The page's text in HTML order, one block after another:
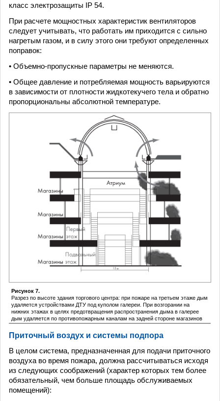
класс электрозащиты IP 54.
При расчете мощностных характеристик вентиляторов
следует учитывать, что работать им приходится с сильно
нагретым газом, и в силу этого они требуют определенных
поправок:
• Объемно-пропускные параметры не меняются.
• Общее давление и потребляемая мощность варьируются
в зависимости от плотности жидкотекучего тела и обратно
пропорциональны абсолютной температуре.
Рисунок 7.
Разрез по высоте здания торгового центра: при пожаре на третьем этаже дым
удаляется устройствами ДТУ под куполом галереи. При возгорании на
нижних этажах в целях предотвращения распространения дыма в галерее
дым удаляется по противопожарным каналам на задней стороне магазинов
Приточный воздух и системы подпора
В целом система, предназначенная для подачи приточного
воздуха во время пожара, должна рассчитываться исходя
из следующих соображений (характер которых тем более
обязательный, чем больше площадь обслуживаемых
помещений):